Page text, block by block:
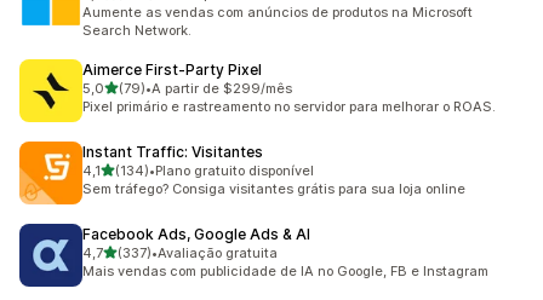
Aumente as vendas com anúncios de produtos na Microsoft
Search Network.
Aimerce First‑Party Pixel
5,0de 5 estrelas
(79)
79 avaliações ao todo
•A partir de $299/mês
Pixel primário e rastreamento no servidor para melhorar o ROAS.
Instant Traffic: Visitantes
4,1de 5 estrelas
(134)
134 avaliações ao todo
•Plano gratuito disponível
Sem tráfego? Consiga visitantes grátis para sua loja online
Facebook Ads, Google Ads & AI
4,7de 5 estrelas
(337)
337 avaliações ao todo
•Avaliação gratuita
Mais vendas com publicidade de IA no Google, FB e Instagram